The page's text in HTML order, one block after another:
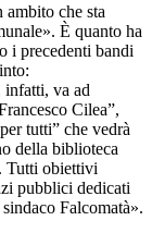
ambito che sta
È quanto ha
i precedenti bandi
infatti, va ad
Cilea”,
tutti” che vedrà
della biblioteca
Tutti obiettivi
pubblici dedicati
Falcomatà».